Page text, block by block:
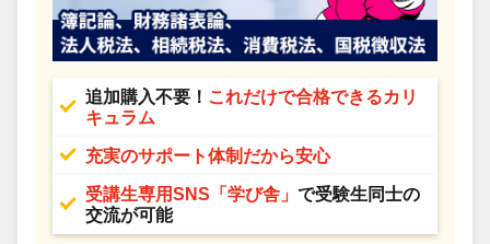
追加購入不要！ これだけで合格できるカリ
キュラム
充実のサポート体制だから安心
受講生専用SNS「学び舎」 で受験生同士の
交流が可能